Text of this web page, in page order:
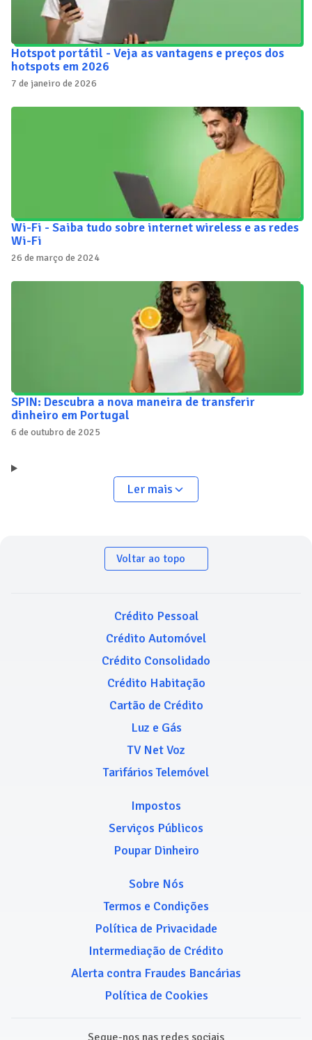
Hotspot portátil - Veja as vantagens e preços dos
hotspots em 2026
7 de janeiro de 2026
Wi-Fi - Saiba tudo sobre internet wireless e as redes
Wi-Fi
26 de março de 2024
SPIN: Descubra a nova maneira de transferir
dinheiro em Portugal
6 de outubro de 2025
Ler mais
Voltar ao topo
Crédito Pessoal
Crédito Automóvel
Crédito Consolidado
Crédito Habitação
Cartão de Crédito
Luz e Gás
TV Net Voz
Tarifários Telemóvel
Impostos
Serviços Públicos
Poupar Dinheiro
Sobre Nós
Termos e Condições
Política de Privacidade
Intermediação de Crédito
Alerta contra Fraudes Bancárias
Política de Cookies